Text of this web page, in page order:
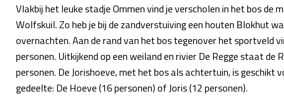
Vlakbij het leuke stadje Ommen vind je verscholen in het bos de
Wolfskuil. Zo heb je bij de zandverstuiving een houten Blokhut
overnachten. Aan de rand van het bos tegenover het sportveld
personen. Uitkijkend op een weiland en rivier De Regge staat de
personen. De Jorishoeve, met het bos als achtertuin, is geschikt
gedeelte: De Hoeve (16 personen) of Joris (12 personen).